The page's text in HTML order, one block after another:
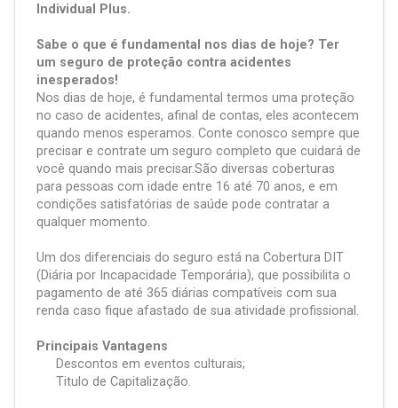
Individual Plus.
Sabe o que é fundamental nos dias de hoje? Ter
um seguro de proteção contra acidentes
inesperados!
Nos dias de hoje, é fundamental termos uma proteção
no caso de acidentes, afinal de contas, eles acontecem
quando menos esperamos. Conte conosco sempre que
precisar e contrate um seguro completo que cuidará de
você quando mais precisar.São diversas coberturas
para pessoas com idade entre 16 até 70 anos, e em
condições satisfatórias de saúde pode contratar a
qualquer momento.
Um dos diferenciais do seguro está na Cobertura DIT
(Diária por Incapacidade Temporária), que possibilita o
pagamento de até 365 diárias compatíveis com sua
renda caso fique afastado de sua atividade profissional.
Principais Vantagens
Descontos em eventos culturais;
Titulo de Capitalização.